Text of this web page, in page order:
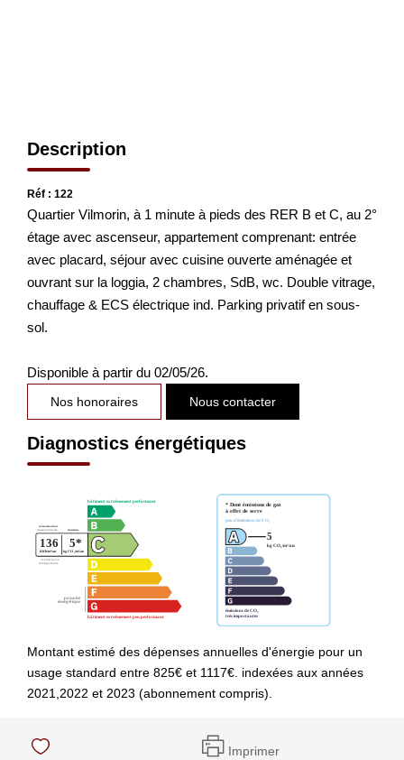
Description
Réf : 122
Quartier Vilmorin, à 1 minute à pieds des RER B et C, au 2°
étage avec ascenseur, appartement comprenant: entrée
avec placard, séjour avec cuisine ouverte aménagée et
ouvrant sur la loggia, 2 chambres, SdB, wc. Double vitrage,
chauffage & ECS électrique ind. Parking privatif en sous-
sol.
Disponible à partir du 02/05/26.
Nos honoraires Nous contacter
Diagnostics énergétiques
Montant estimé des dépenses annuelles d'énergie pour un
usage standard entre 825€ et 1117€. indexées aux années
2021,2022 et 2023 (abonnement compris).
Imprimer